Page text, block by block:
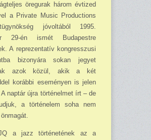
öregurak három évtized
a Private Music Productions
jóvoltából 1995.
29-én ismét Budapestre
A reprezentatív kongresszusi
bizonyára sokan jegyet
azok közül, akik a két
korábbi eseményen is jelen
naptár újra történelmet írt – de
a történelem soha nem
a jazz történetének az a